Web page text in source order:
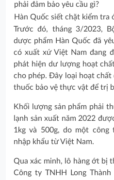
Hàn Quốc siết chặt kiểm tra
Trước đó, tháng 3/2023,
dược phẩm Hàn Quốc đã
có xuất xứ Việt Nam đang
phát hiện dư lượng hoạt
cho phép. Đây loại hoạt
thuốc bảo vệ thực vật để trị
Khối lượng sản phẩm phải
lạnh sản xuất năm 2022
1kg và 500g, do một công
nhập khẩu từ Việt Nam.
Qua xác minh, lô hàng ớt bị
Công ty TNHH Long